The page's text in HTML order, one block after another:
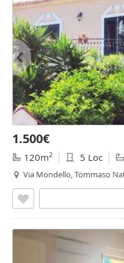
1.500€
120m2 5 Loc
Via Mondello, Tommaso